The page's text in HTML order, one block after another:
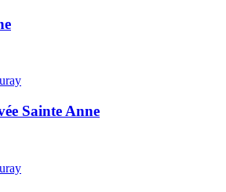
Sainte Anne